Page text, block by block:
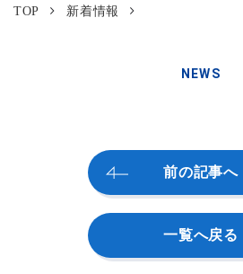
TOP 新着情報
NEWS
前の記事へ
一覧へ戻る